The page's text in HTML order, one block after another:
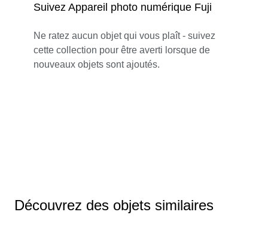
Suivez Appareil photo numérique Fuji
Ne ratez aucun objet qui vous plaît - suivez
cette collection pour être averti lorsque de
nouveaux objets sont ajoutés.
Découvrez des objets similaires